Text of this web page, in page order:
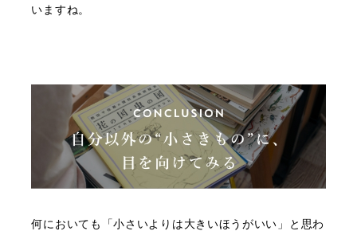
いますね。
何においても「小さいよりは大きいほうがいい」と思わ